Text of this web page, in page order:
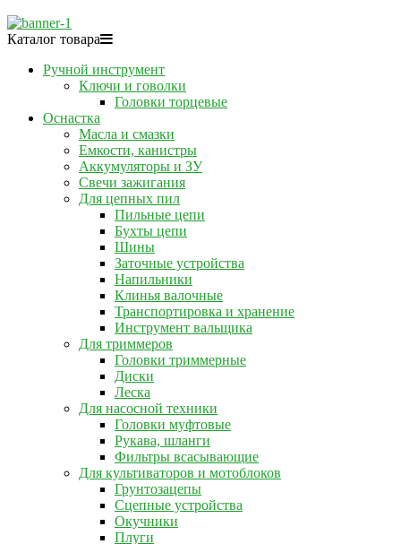
Каталог товара
Ручной инструмент
Ключи и говолки
Головки торцевые
Оснастка
Масла и смазки
Емкости, канистры
Аккумуляторы и ЗУ
Свечи зажигания
Для цепных пил
Пильные цепи
Бухты цепи
Шины
Заточные устройства
Напильники
Клинья валочные
Транспортировка и хранение
Инструмент вальщика
Для триммеров
Головки триммерные
Диски
Леска
Для насосной техники
Головки муфтовые
Рукава, шланги
Фильтры всасывающие
Для культиваторов и мотоблоков
Грунтозацепы
Сцепные устройства
Окучники
Плуги